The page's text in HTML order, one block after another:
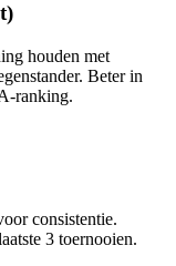
houden met
Beter in
ranking.
consistentie.
3 toernooien.